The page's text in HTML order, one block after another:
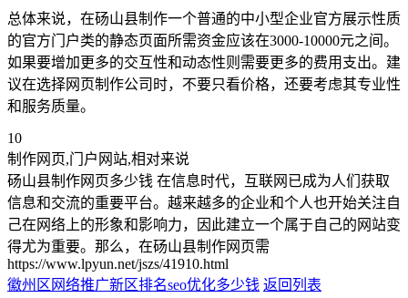
总体来说，在砀山县制作一个普通的中小型企业官方展示性质
的官方门户类的静态页面所需资金应该在3000-10000元之间。
如果要增加更多的交互性和动态性则需要更多的费用支出。建
议在选择网页制作公司时，不要只看价格，还要考虑其专业性
和服务质量。
10
制作网页,门户网站,相对来说
砀山县制作网页多少钱 在信息时代，互联网已成为人们获取
信息和交流的重要平台。越来越多的企业和个人也开始关注自
己在网络上的形象和影响力，因此建立一个属于自己的网站变
得尤为重要。那么，在砀山县制作网页需
https://www.lpyun.net/jszs/41910.html
徽州区网络推广新区排名seo优化多少钱 返回列表